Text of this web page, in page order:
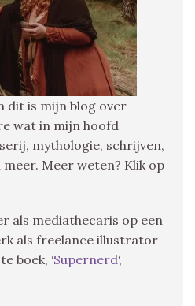
dit is mijn blog over
wat in mijn hoofd
mythologie, schrijven,
Meer weten? Klik op
als mediathecaris op een
als freelance illustrator
boek, ‘Supernerd‘,